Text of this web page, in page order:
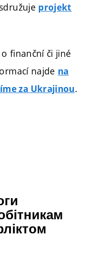
projekt
finanční či jiné
najde na
za Ukrajinou.